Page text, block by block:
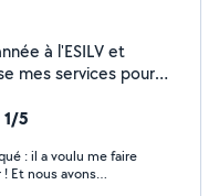
à l'ESILV et
mes services pour
de vous
vos végétaux
Mon numéro
5
: il a voulu me faire
Et nous avons